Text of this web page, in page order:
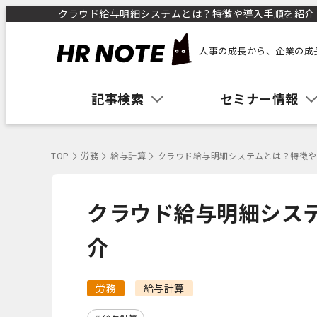
クラウド給与明細システムとは？特徴や導入手順を紹
人事の成長から、企業の
記事検索 セミナー情報
TOP 労務 給与計算 クラウド給与明細システムとは？特徴
クラウド給与明細シス
介
労務 給与計算